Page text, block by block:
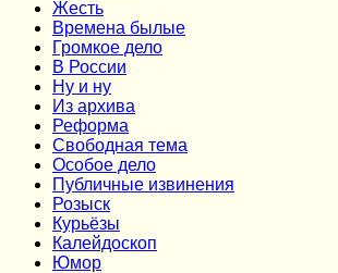
Жесть
Времена былые
Громкое дело
В России
Ну и ну
Из архива
Реформа
Cвободная тема
Особое дело
Публичные извинения
Розыск
Курьёзы
Калейдоскоп
Юмор